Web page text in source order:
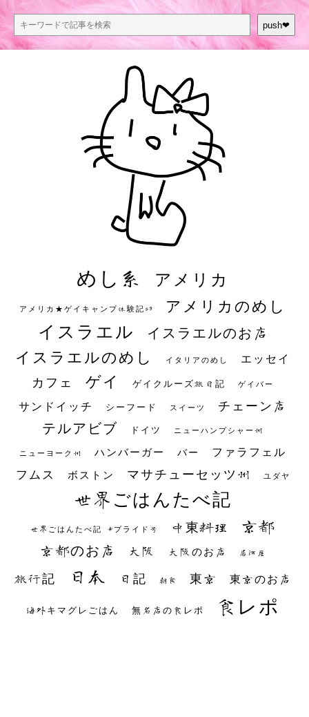
push❤︎
めし系 アメリカ
アメリカ★ゲイキャンプ体験記S3 アメリカのめし
イスラエル イスラエルのお店
イスラエルのめし イタリアのめし エッセイ
カフェ ゲイ ゲイクルーズ旅日記 ゲイバー
サンドイッチ シーフード スイーツ チェーン店
テルアビブ ドイツ ニューハンプシャー州
ニューヨーク州 ハンバーガー バー ファラフェル
フムス ボストン マサチューセッツ州 ユダヤ
世界ごはんたべ記
世界ごはんたべ記 #プライド号 中東料理 京都
京都のお店 大阪 大阪のお店 居酒屋
旅行記 日本 日記 朝食 東京 東京のお店
海外キマグレごはん 無名店の食レポ 食レポ